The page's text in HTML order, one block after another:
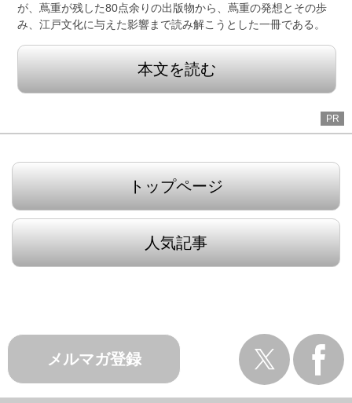
が、蔦重が残した80点余りの出版物から、蔦重の発想とその歩
み、江戸文化に与えた影響まで読み解こうとした一冊である。
本文を読む
PR
トップページ
人気記事
メルマガ登録